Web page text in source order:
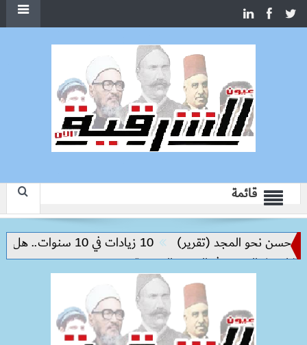
قائمة
نحو المجد (تقرير) 10 زيادات في 10 سنوات.. هل حان الوقت لرفع دعم البنزين نهائيا؟